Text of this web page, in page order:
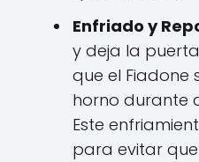
Enfriado y
y deja la
que el Fiadone
horno durante
Este
para evitar